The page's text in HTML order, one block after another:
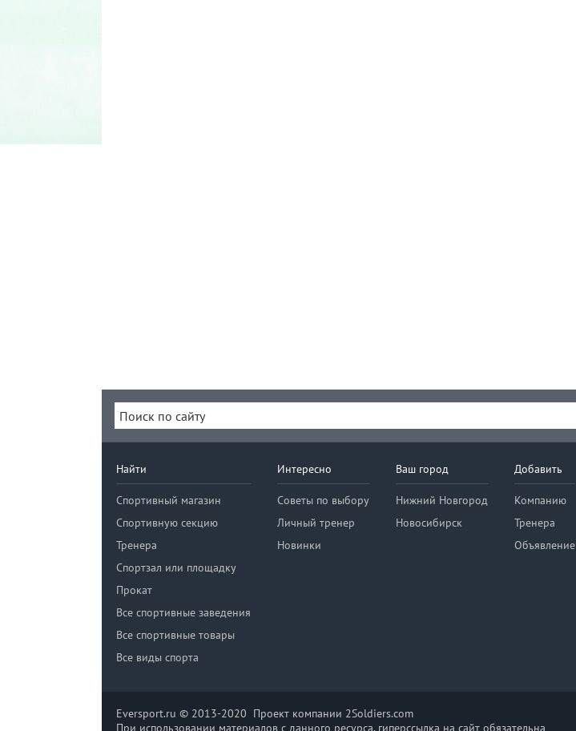
Найти
Спортивный магазин
Спортивную секцию
Тренера
Спортзал или площадку
Прокат
Все спортивные заведения
Все спортивные товары
Все виды спорта
Интересно
Советы по выбору
Личный тренер
Новинки
Ваш город
Нижний Новгород
Новосибирск
Добавить
Компанию
Тренера
Объявление
Eversport.ru © 2013-2020 Проект компании 2Soldiers.com
При использовании материалов с данного ресурса, гиперссылка на сайт обязательна